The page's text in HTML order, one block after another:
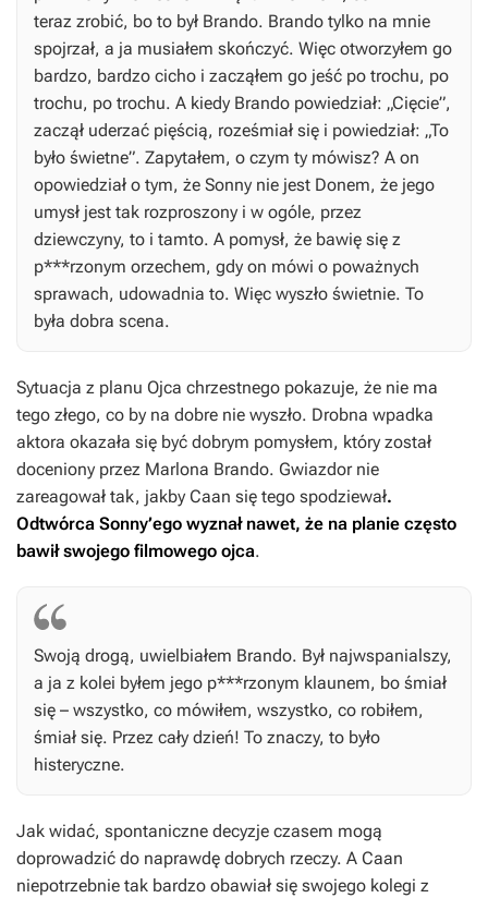
teraz zrobić, bo to był Brando. Brando tylko na mnie
spojrzał, a ja musiałem skończyć. Więc otworzyłem go
bardzo, bardzo cicho i zacząłem go jeść po trochu, po
trochu, po trochu. A kiedy Brando powiedział: „Cięcie”,
zaczął uderzać pięścią, roześmiał się i powiedział: „To
było świetne”. Zapytałem, o czym ty mówisz? A on
opowiedział o tym, że Sonny nie jest Donem, że jego
umysł jest tak rozproszony i w ogóle, przez
dziewczyny, to i tamto. A pomysł, że bawię się z
p***rzonym orzechem, gdy on mówi o poważnych
sprawach, udowadnia to. Więc wyszło świetnie. To
była dobra scena.
Sytuacja z planu Ojca chrzestnego pokazuje, że nie ma
tego złego, co by na dobre nie wyszło. Drobna wpadka
aktora okazała się być dobrym pomysłem, który został
doceniony przez Marlona Brando. Gwiazdor nie
zareagował tak, jakby Caan się tego spodziewał.
Odtwórca Sonny’ego wyznał nawet, że na planie często
bawił swojego filmowego ojca.
Swoją drogą, uwielbiałem Brando. Był najwspanialszy,
a ja z kolei byłem jego p***rzonym klaunem, bo śmiał
się – wszystko, co mówiłem, wszystko, co robiłem,
śmiał się. Przez cały dzień! To znaczy, to było
histeryczne.
Jak widać, spontaniczne decyzje czasem mogą
doprowadzić do naprawdę dobrych rzeczy. A Caan
niepotrzebnie tak bardzo obawiał się swojego kolegi z